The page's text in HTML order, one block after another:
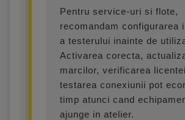
Pentru service-uri si flote,
recomandam configurarea
a testerului inainte de
Activarea corecta,
marcilor, verificarea
testarea conexiunii pot
timp atunci cand
ajunge in atelier.